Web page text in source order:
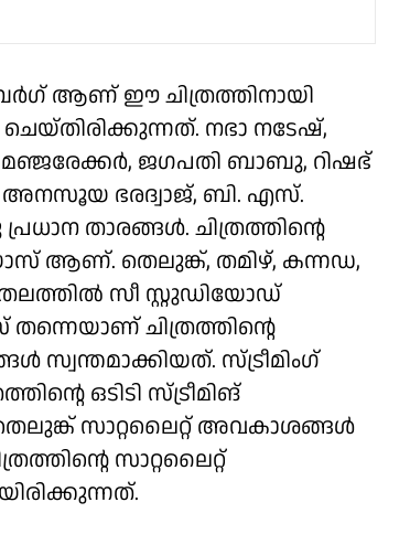
ആണ് ഈ ചിത്രത്തിനായി
നഭാ നടേഷ്,
ജഗപതി ബാബു, റിഷഭ്
അനസൂയ ഭരദ്വാജ്, ബി. എസ്.
താരങ്ങൾ. ചിത്രത്തിൻ്റെ
ആണ്. തെലുങ്ക്, തമിഴ്, കന്നഡ,
തലത്തിൽ സീ സ്റ്റുഡിയോഡ്
ചിത്രത്തിന്റെ
സ്വന്തമാക്കിയത്. സ്ട്രീമിംഗ്
ഒടിടി സ്ട്രീമിങ്
സാറ്റലൈറ്റ് അവകാശങ്ങൾ
സാറ്റലൈറ്റ്